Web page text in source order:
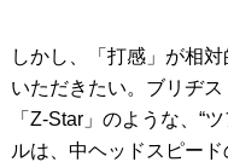
しかし、「打感」が相
いただきたい。ブリヂ
「Z-Star」のような、“
ルは、中ヘッドスピー